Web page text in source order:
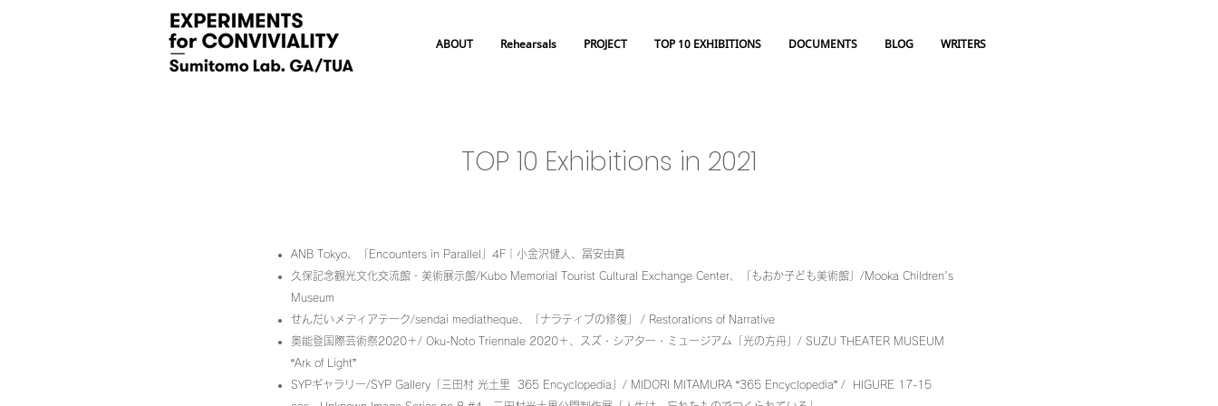
ABOUT Rehearsals PROJECT TOP 10 EXHIBITIONS DOCUMENTS BLOG WRITERS
TOP 10 Exhibitions in 2021
ANB Tokyo、「Encounters in Parallel」4F｜小金沢健人、冨安由真
久保記念観光文化交流館・美術展示館/Kubo Memorial Tourist Cultural Exchange Center、「もおか子ども美術館」/Mooka Children's
Museum
せんだいメディアテーク/sendai mediatheque、「ナラティブの修復」
/ Restorations of Narrative
奥能登国際芸術祭2020＋/ Oku-Noto Triennale 2020＋、スズ・シアター・ミュージアム「光の方舟」/ SUZU THEATER MUSEUM
“Ark of Light”
SYPギャラリー/SYP Gallery「三田村 光土里 365 Encyclopedia」/ MIDORI MITAMURA “365 Encyclopedia” / HIGURE 17-15